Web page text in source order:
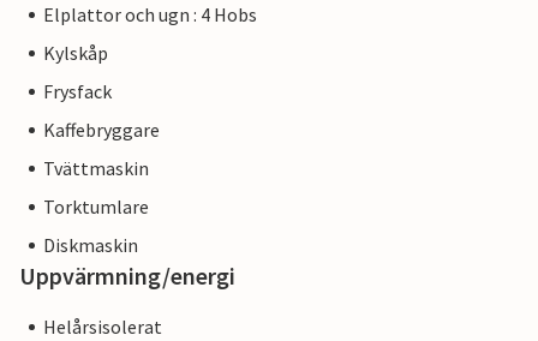
Elplattor och ugn : 4 Hobs
Kylskåp
Frysfack
Kaffebryggare
Tvättmaskin
Torktumlare
Diskmaskin
Uppvärmning/energi
Helårsisolerat